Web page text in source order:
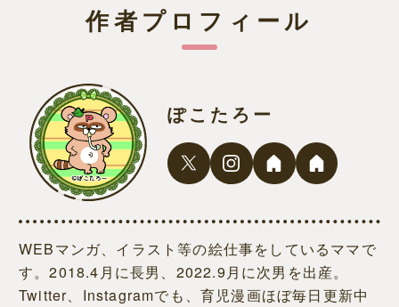
作者プロフィール
ぽこたろー
WEBマンガ、イラスト等の絵仕事をしているママで
す。2018.4月に長男、2022.9月に次男を出産。
Twitter、Instagramでも、育児漫画ほぼ毎日更新中